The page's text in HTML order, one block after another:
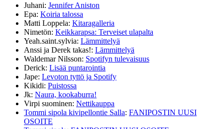
Juhani: Jennifer Aniston
Epa: Koiria talossa
Matti Loppela: Kitaragalleria
Nimetön: Keikkarapsa: Terveiset ulapalta
Yeah.saint.sylvia: Lämmittelyä
Anssi ja Derek takas!: Lämmittelyä
Waldemar Nilsson: Spotifyn tulevaisuus
Derick: Lisää puntarointia
Jape: Levoton tyttö ja Spotify
Kikidi: Puistossa
Jk: Naura, kookaburra!
Virpi suominen: Nettikauppa
Tommi sipola kivipellontie Salla: FANIPOSTIN UUSI
OSOITE